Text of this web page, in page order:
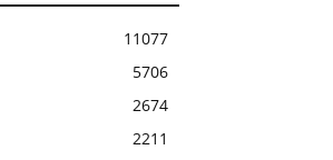
11077
5706
2674
2211